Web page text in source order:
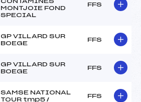
MONTJOIE FOND
SPECIAL
FFS
GP VILLARD SUR
BOEGE
FFS
GP VILLARD SUR
BOEGE
FFS
SAMSE NATIONAL
TOUR tmp5 /
FFS